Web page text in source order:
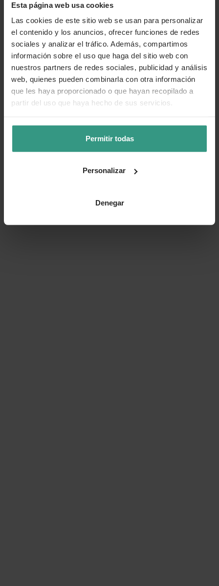
Esta página web usa cookies
Las cookies de este sitio web se usan para personalizar
el contenido y los anuncios, ofrecer funciones de redes
sociales y analizar el tráfico. Además, compartimos
información sobre el uso que haga del sitio web con
nuestros partners de redes sociales, publicidad y análisis
web, quienes pueden combinarla con otra información
que les haya proporcionado o que hayan recopilado a
partir del uso que haya hecho de sus servicios.
Permitir todas
Personalizar
Denegar